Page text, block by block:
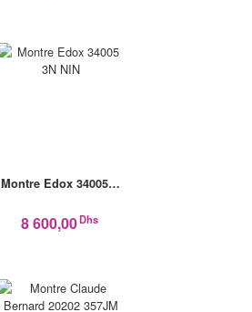
Montre Edox 34005…
8 600,00Dhs